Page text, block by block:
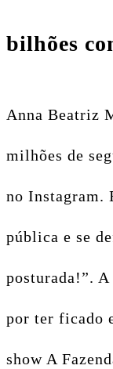
bilhões
Anna Beatriz
milhões de
no Instagram.
pública e se
posturada!”.
por ter ficado
show A